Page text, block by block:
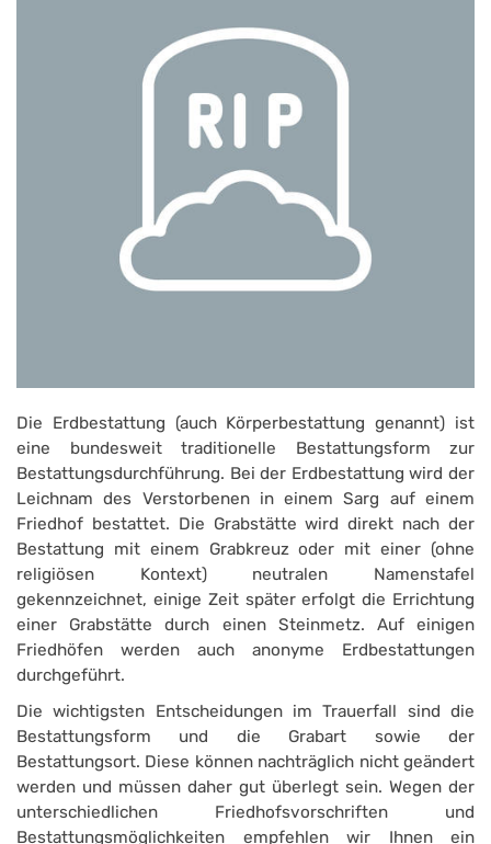
Die Erdbestattung (auch Körperbestattung genannt) ist
eine bundesweit traditionelle Bestattungsform zur
Bestattungsdurchführung. Bei der Erdbestattung wird der
Leichnam des Verstorbenen in einem Sarg auf einem
Friedhof bestattet. Die Grabstätte wird direkt nach der
Bestattung mit einem Grabkreuz oder mit einer (ohne
religiösen Kontext) neutralen Namenstafel
gekennzeichnet, einige Zeit später erfolgt die Errichtung
einer Grabstätte durch einen Steinmetz. Auf einigen
Friedhöfen werden auch anonyme Erdbestattungen
durchgeführt.
Die wichtigsten Entscheidungen im Trauerfall sind die
Bestattungsform und die Grabart sowie der
Bestattungsort. Diese können nachträglich nicht geändert
werden und müssen daher gut überlegt sein. Wegen der
unterschiedlichen Friedhofsvorschriften und
Bestattungsmöglichkeiten empfehlen wir Ihnen ein